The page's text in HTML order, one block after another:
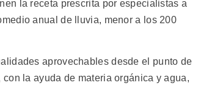
la receta prescrita por especialistas a
anual de lluvia, menor a los 200
aprovechables desde el punto de
la ayuda de materia orgánica y agua,